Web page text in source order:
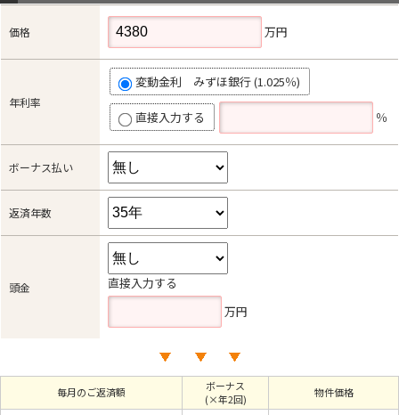
価格 万円
年利率
変動金利 みずほ銀行 (1.025％)
直接入力する ％
ボーナス払い
返済年数
頭金
直接入力する
万円
毎月のご返済額
ボーナス
(×年2回)
物件価格